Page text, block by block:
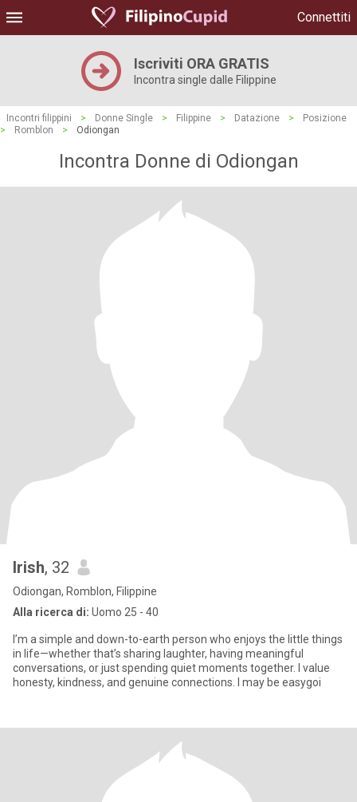
Connettiti
Iscriviti ORA GRATIS
Incontra single dalle Filippine
Incontri filippini > Donne Single > Filippine > Datazione >
Posizione
>
Romblon > Odiongan
Incontra Donne di Odiongan
Irish, 32
Odiongan, Romblon, Filippine
Alla ricerca di: Uomo 25 - 40
I’m a simple and down-to-earth person who enjoys the little things
in life—whether that’s sharing laughter, having meaningful
conversations, or just spending quiet moments together. I value
honesty, kindness, and genuine connections. I may be easygoi